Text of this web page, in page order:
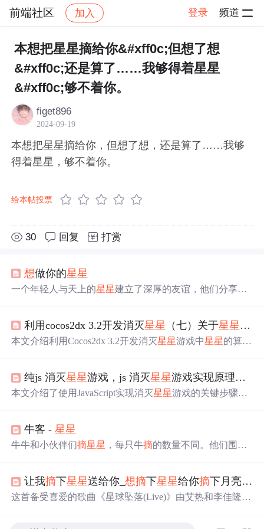
前端社区 加入 登录 频道
社区 前端社区 感慨 帖子详情
本想把星星摘给你&#xff0c;但想了想
&#xff0c;还是算了……我够得着星星
&#xff0c;够不着你。
figet896
2024-09-19
本想把星星摘给你，但想了想，还是算了……我够
得着星星，够不着你。
给本帖投票
30 回复 打赏
想做你的星星
一个年轻人与天上的星星建立了深厚的友谊，他们分享彼
作，追寻自己的梦 想。在分别之际，星星送给他一份愿力
作为饯别礼物。
利用cocos2dx 3.2开发消灭星星 （七）关于星星 的算
本文介绍利用Cocos2dx 3.2开发消灭星星游戏中星星的算
色 星星，再删除并调整星星矩阵，包括垂直下落和水平靠
拢，至此游戏雏形基本形成。
纯js 消灭星星游戏，js 消灭星星游戏实现原理，有道具的消灭
本文介绍了使用JavaScript实现消灭星星游戏的关键步骤。
。文章还提供了带有道具功能的游戏试玩链接，供电脑和
手机用户体验。
牛客 -星星
牛牛和小伙伴们摘星星 ，每只牛摘的数量不同。他们围成
已知问题有解。
让我摘下星星送给你_想摘下星星给你摘下月亮给你是什么歌
这首备受喜爱的歌曲《星球坠落(Live)》由艾热和李佳隆演